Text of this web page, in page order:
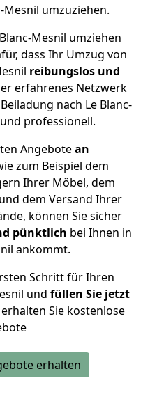
Mesnil umzuziehen.
Mesnil umziehen
dass Ihr Umzug von
reibungslos und
erfahrenes Netzwerk
nach Le Blanc-
professionell.
Angebotean
zum Beispiel dem
Ihrer Möbel, dem
dem Versand Ihrer
können Sie sicher
pünktlich bei Ihnen in
ankommt.
Schritt für Ihren
und füllen Sie jetzt
Sie kostenlose
erhalten